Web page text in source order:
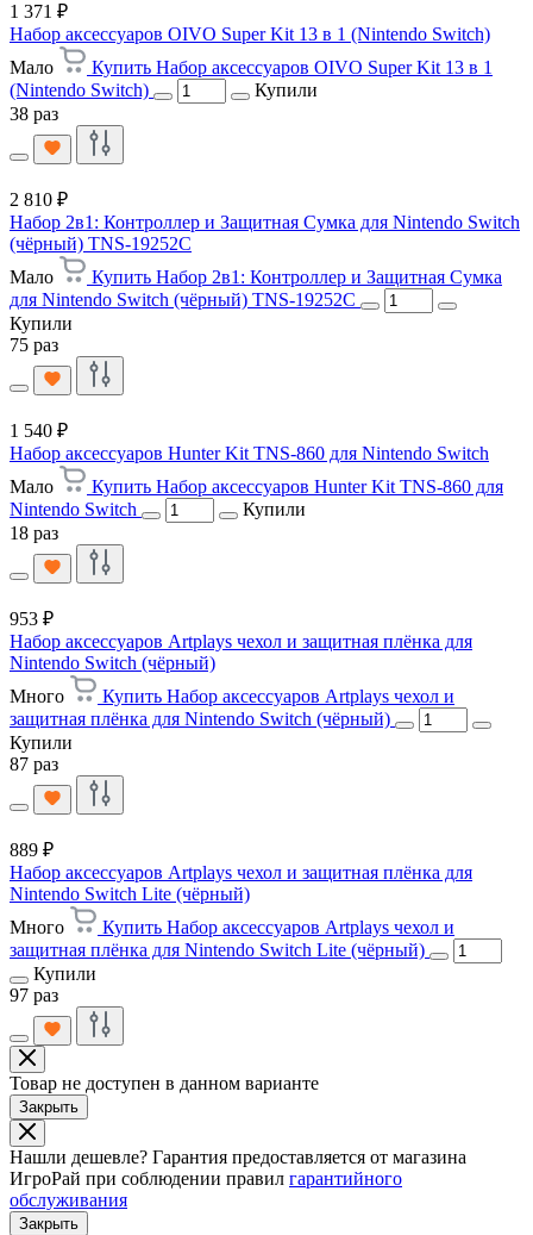
1 371 ₽
Набор аксессуаров OIVO Super Kit 13 в 1 (Nintendo Switch)
Мало
Купить Набор аксессуаров OIVO Super Kit 13 в 1
(Nintendo Switch)
Купили
38 раз
2 810 ₽
Набор 2в1: Контроллер и Защитная Сумка для Nintendo Switch
(чёрный) TNS-19252C
Мало
Купить Набор 2в1: Контроллер и Защитная Сумка
для Nintendo Switch (чёрный) TNS-19252C
Купили
75 раз
1 540 ₽
Набор аксессуаров Hunter Kit TNS-860 для Nintendo Switch
Мало
Купить Набор аксессуаров Hunter Kit TNS-860 для
Nintendo Switch
Купили
18 раз
953 ₽
Набор аксессуаров Artplays чехол и защитная плёнка для
Nintendo Switch (чёрный)
Много
Купить Набор аксессуаров Artplays чехол и
защитная плёнка для Nintendo Switch (чёрный)
Купили
87 раз
889 ₽
Набор аксессуаров Artplays чехол и защитная плёнка для
Nintendo Switch Lite (чёрный)
Много
Купить Набор аксессуаров Artplays чехол и
защитная плёнка для Nintendo Switch Lite (чёрный)
Купили
97 раз
Товар не доступен в данном варианте
Закрыть
Нашли дешевле? Гарантия предоставляется от магазина
ИгроРай при соблюдении правил гарантийного
обслуживания
Закрыть